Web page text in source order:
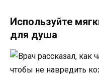
Используйте
для душа